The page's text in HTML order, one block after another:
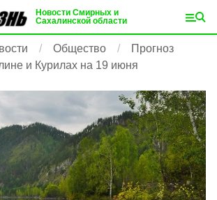
Новости Смирных и
Сахалинской области
Общество
Прогноз
и Курилах на 19 июня